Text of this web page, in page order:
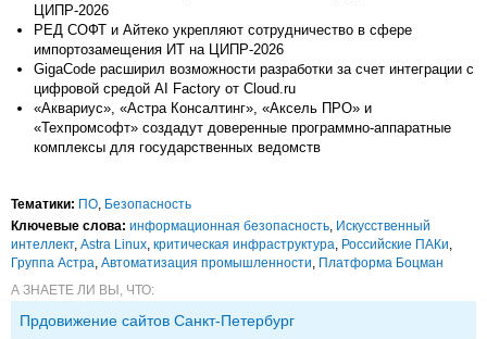
ЦИПР-2026
РЕД СОФТ и Айтеко укрепляют сотрудничество в сфере
импортозамещения ИТ на ЦИПР-2026
GigaCode расширил возможности разработки за счет интеграции с
цифровой средой AI Factory от Cloud.ru
«Аквариус», «Астра Консалтинг», «Аксель ПРО» и
«Техпромсофт» создадут доверенные программно-аппаратные
комплексы для государственных ведомств
Тематики: ПО, Безопасность
Ключевые слова: информационная безопасность, Искусственный
интеллект, Astra Linux, критическая инфраструктура, Российские ПАКи,
Группа Астра, Автоматизация промышленности, Платформа Боцман
А ЗНАЕТЕ ЛИ ВЫ, ЧТО:
Прдовижение сайтов Санкт-Петербург